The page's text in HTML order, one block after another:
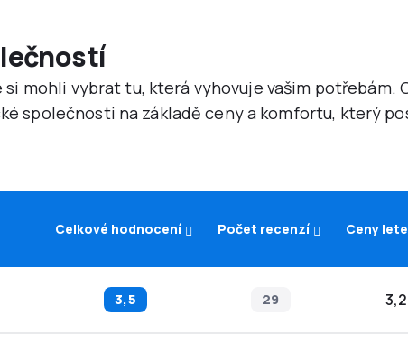
mohli vybrat tu, která vyhovuje vašim potřebám.
společnosti na základě ceny a komfortu, který
Celkové hodnocení Počet recenzí Ceny
3,5 29 3,2